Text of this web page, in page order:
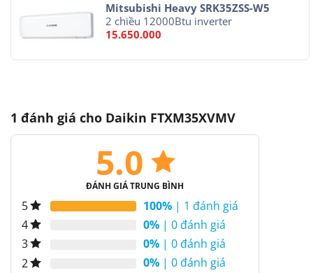
Mitsubishi Heavy SRK35ZSS-W5
2 chiều 12000Btu inverter
15.650.000
1 đánh giá cho Daikin FTXM35XVMV
5.0
ĐÁNH GIÁ TRUNG BÌNH
5 100%| 1 đánh giá
4
0%| 0 đánh giá
3
0%| 0 đánh giá
2
0%| 0 đánh giá